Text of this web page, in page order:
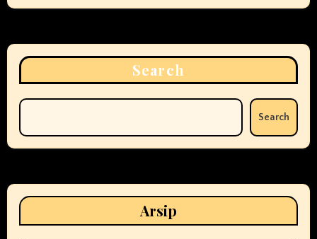
Search
Search
Arsip